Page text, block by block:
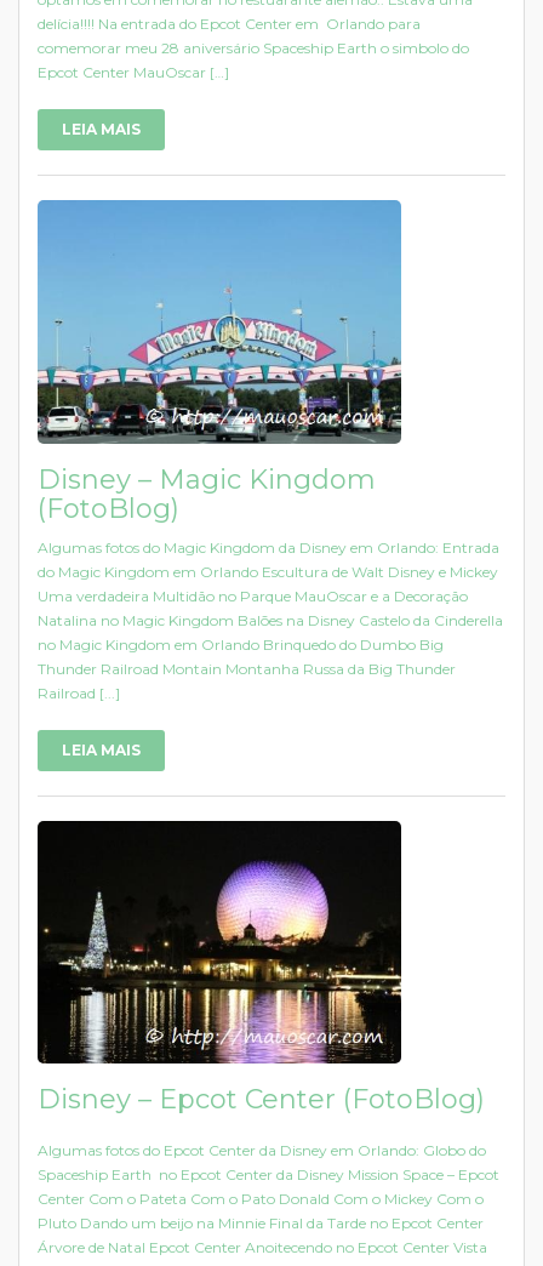
delícia!!!! Na entrada do Epcot Center em Orlando para
comemorar meu 28 aniversário Spaceship Earth o simbolo do
Epcot Center MauOscar […]
LEIA MAIS
Disney – Magic Kingdom
(FotoBlog)
Algumas fotos do Magic Kingdom da Disney em Orlando: Entrada
do Magic Kingdom em Orlando Escultura de Walt Disney e Mickey
Uma verdadeira Multidão no Parque MauOscar e a Decoração
Natalina no Magic Kingdom Balões na Disney Castelo da Cinderella
no Magic Kingdom em Orlando Brinquedo do Dumbo Big
Thunder Railroad Montain Montanha Russa da Big Thunder
Railroad [...]
LEIA MAIS
Disney – Epcot Center (FotoBlog)
Algumas fotos do Epcot Center da Disney em Orlando: Globo do
Spaceship Earth no Epcot Center da Disney Mission Space – Epcot
Center Com o Pateta Com o Pato Donald Com o Mickey Com o
Pluto Dando um beijo na Minnie Final da Tarde no Epcot Center
Árvore de Natal Epcot Center Anoitecendo no Epcot Center Vista